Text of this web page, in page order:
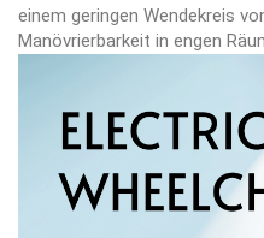
einem geringen Wendekreis
Manövrierbarkeit in engen